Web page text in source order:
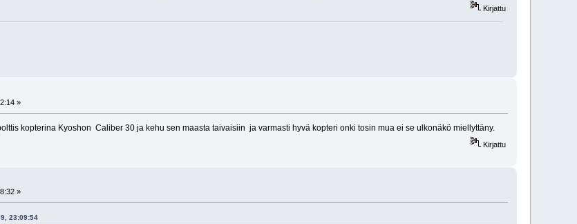
Kirjattu
»
kopterina Kyoshon Caliber 30 ja kehu sen maasta taivaisiin ja varmasti hyvä kopteri onki tosin mua ei se ulkonäkö miellyttäny.
Kirjattu
»
23:09:54